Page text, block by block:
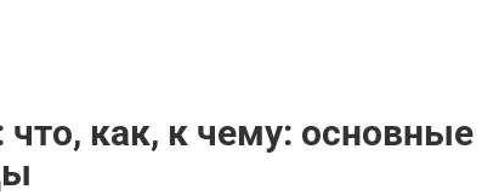
что, как, к чему: основные